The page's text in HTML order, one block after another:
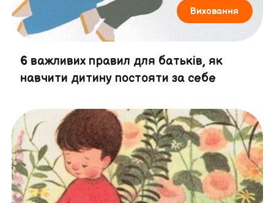
Виховання
6 важливих правил для батьків, як
навчити дитину постояти за себе